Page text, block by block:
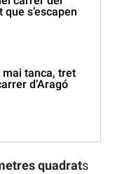
s’escapen
mai tanca, tret
d’Aragó
quadrats